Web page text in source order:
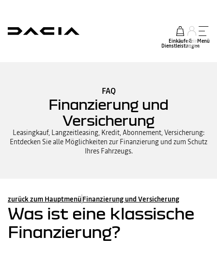
Einkäufe &
Dienstleistungen
mein
Konto
Menü
FAQ
Finanzierung und
Versicherung
Leasingkauf, Langzeitleasing, Kredit, Abonnement, Versicherung:
Entdecken Sie alle Möglichkeiten zur Finanzierung und zum Schutz
Ihres Fahrzeugs.
zurück zum Hauptmenü Finanzierung und Versicherung
Was ist eine klassische
Finanzierung?